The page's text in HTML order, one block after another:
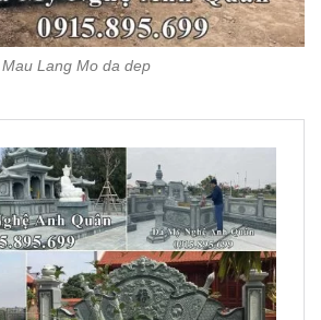
Mau Lang Mo da dep